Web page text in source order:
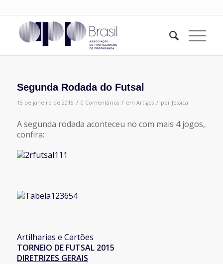
Segunda Rodada do Futsal
15 de janeiro de 2015 / 0 Comentários / em Artigos / por Jessica
A segunda rodada aconteceu no com mais 4 jogos,
confira:
Artilharias e Cartões
TORNEIO DE FUTSAL 2015
DIRETRIZES GERAIS